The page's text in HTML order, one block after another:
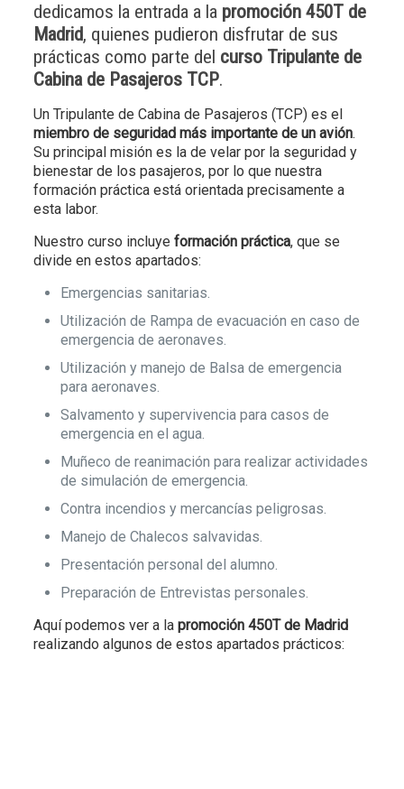
dedicamos la entrada a la promoción 450T de
Madrid, quienes pudieron disfrutar de sus
prácticas como parte del curso Tripulante de
Cabina de Pasajeros TCP.
Un Tripulante de Cabina de Pasajeros (TCP) es el
miembro de seguridad más importante de un avión.
Su principal misión es la de velar por la seguridad y
bienestar de los pasajeros, por lo que nuestra
formación práctica está orientada precisamente a
esta labor.
Nuestro curso incluye formación práctica, que se
divide en estos apartados:
Emergencias sanitarias.
Utilización de Rampa de evacuación en caso de
emergencia de aeronaves.
Utilización y manejo de Balsa de emergencia
para aeronaves.
Salvamento y supervivencia para casos de
emergencia en el agua.
Muñeco de reanimación para realizar actividades
de simulación de emergencia.
Contra incendios y mercancías peligrosas.
Manejo de Chalecos salvavidas.
Presentación personal del alumno.
Preparación de Entrevistas personales.
Aquí podemos ver a la promoción 450T de Madrid
realizando algunos de estos apartados prácticos: